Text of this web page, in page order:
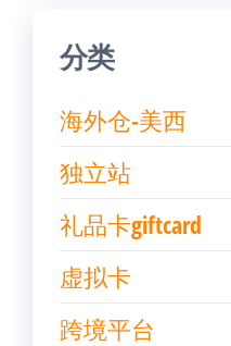
分类
海外仓-美西
独立站
礼品卡giftcard
虚拟卡
跨境平台